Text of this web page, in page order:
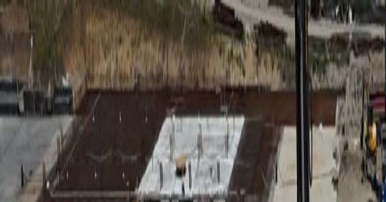
RADIO SOMEȘ
Categorii
EmisiuniPodcastIstoric melodii